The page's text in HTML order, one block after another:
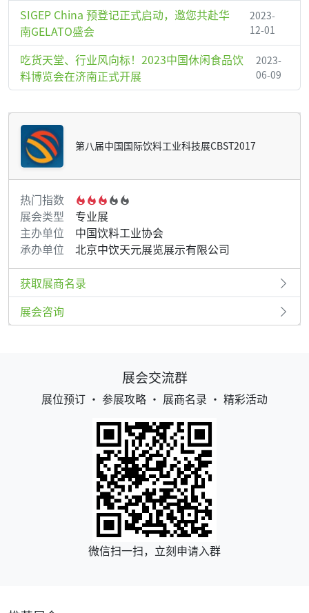
SIGEP China 预登记正式启动，邀您共赴华
南GELATO盛会
2023-
12-01
吃货天堂、行业风向标！2023中国休闲食品饮
料博览会在济南正式开展
2023-
06-09
第八届中国国际饮料工业科技展CBST2017
热门指数
展会类型
专业展
主办单位
中国饮料工业协会
承办单位
北京中饮天元展览展示有限公司
获取展商名录
展会咨询
展会交流群
展位预订 • 参展攻略 • 展商名录 • 精彩活动
微信扫一扫，立刻申请入群